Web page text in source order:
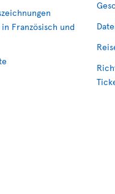
Französisch und